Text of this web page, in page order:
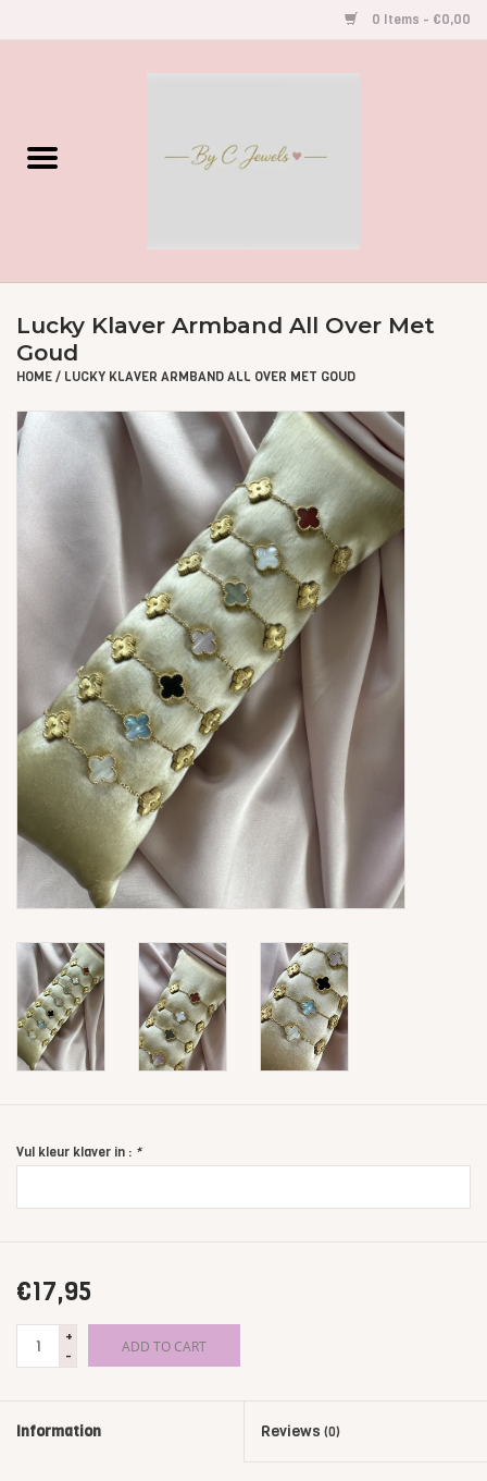
0 Items - €0,00
Gegraveerde Sieraden
Oorbellen
Kettingen
Accessoires
Kids
Ringen
Special Satijn Koord
Lucky Klaver Armband All Over Met
Goud
HOME/ LUCKY KLAVER ARMBAND ALL OVER MET GOUD
Vul kleur klaver in : *
€17,95
+
-
ADD TO CART
Information Reviews (0)